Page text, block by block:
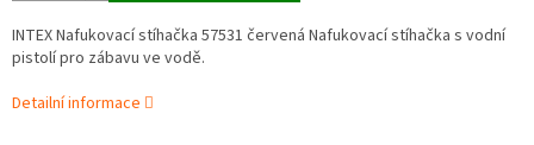
INTEX Nafukovací stíhačka 57531 červená Nafukovací stíhačka s vodní
pistolí pro zábavu ve vodě.
Detailní informace